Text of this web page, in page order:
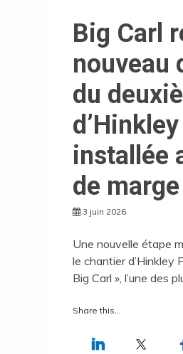
Big Carl
nouveau
du
installée
de marge
3 juin 2026
Une nouvelle étape
le chantier d’Hinkley
Big Carl », l’une des
Share this...